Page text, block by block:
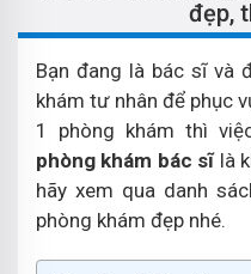
đẹp,
Bạn đang là bác sĩ và
khám tư nhân để phục
1 phòng khám thì
phòng khám bác sĩlà
hãy xem qua danh
phòng khám đẹp nhé.